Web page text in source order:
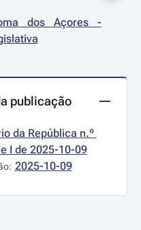
dos Açores -
publicação
da República n.º
I de 2025-10-09
2025-10-09